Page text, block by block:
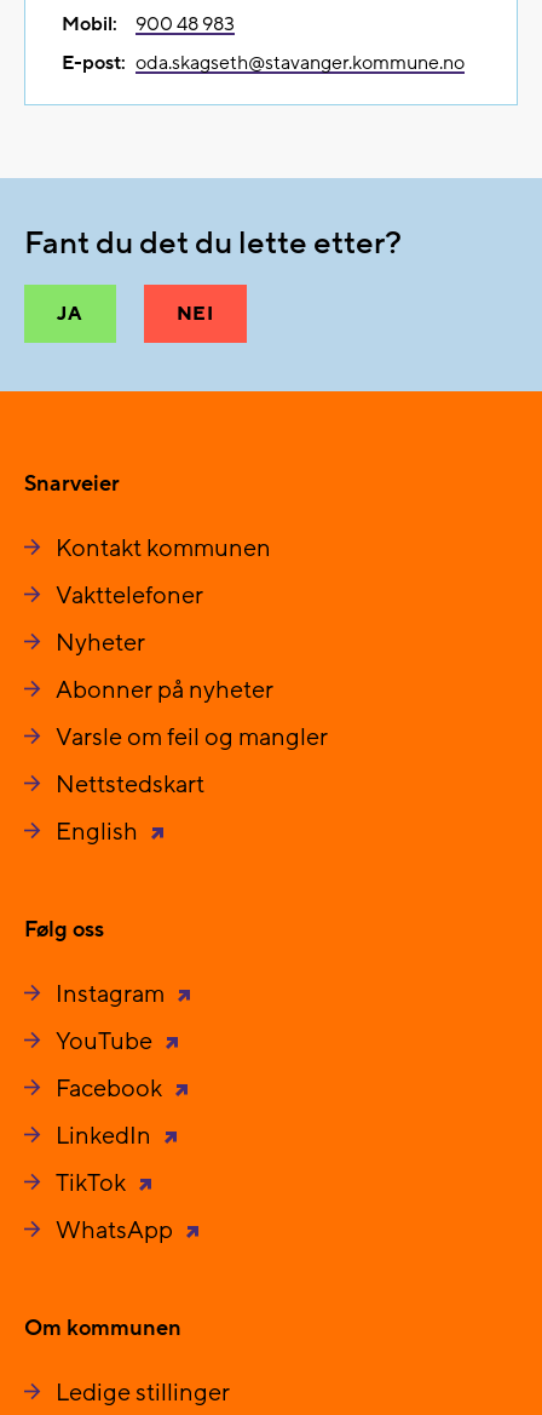
Mobil:
900 48 983
E-post: oda.skagseth@​stavanger.kommune.no
Fant du det du lette etter?
JA NEI
Snarveier
Kontakt kommunen
Vakttelefoner
Nyheter
Abonner på nyheter
Varsle om feil og mangler
Nettstedskart
English
Følg oss
Instagram
YouTube
Facebook
LinkedIn
TikTok
WhatsApp
Om kommunen
Ledige stillinger